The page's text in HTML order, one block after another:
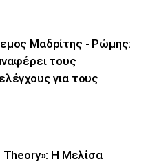
Μαδρίτης - Ρώμης:
τους
για τους
Theory»: Η Μελίσα